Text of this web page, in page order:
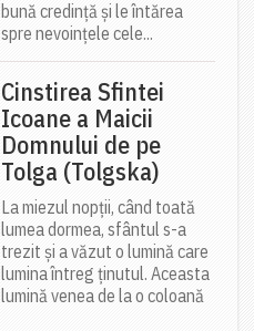
bună credință și le întărea
spre nevoințele cele...
Cinstirea Sfintei
Icoane a Maicii
Domnului de pe
Tolga (Tolgska)
La miezul nopții, când toată
lumea dormea, sfântul s-a
trezit și a văzut o lumină care
lumina întreg ținutul. Aceasta
lumină venea de la o coloană